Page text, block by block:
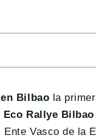
Bilbao la
Eco Rallye
Vasco de la